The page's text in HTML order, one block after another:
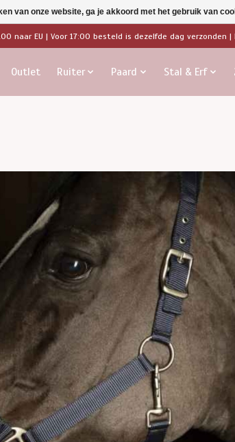
naar EU | Voor 17:00 besteld is dezelfde dag verzonden
Outlet Ruiter Paard Stal & Erf
van onze website, ga je akkoord met het gebruik van